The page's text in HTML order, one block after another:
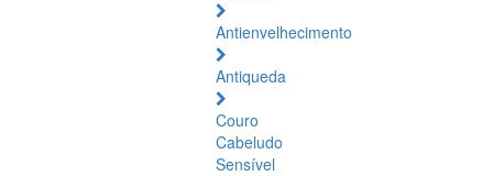
Antienvelhecimento
Antiqueda
Couro
Cabeludo
Sensível